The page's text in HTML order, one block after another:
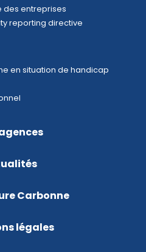
des entreprises
reporting directive
en situation de handicap
Carbonne
légales